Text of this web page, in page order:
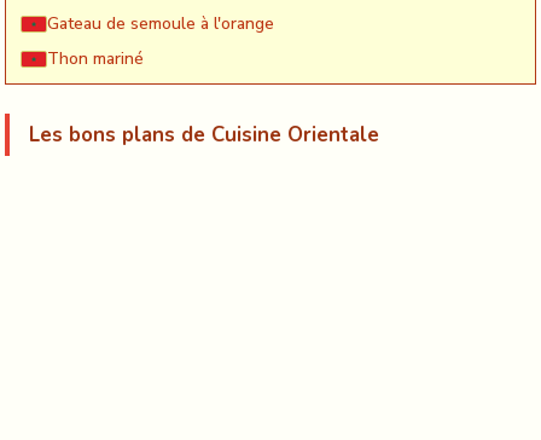
Gateau de semoule à l'orange
Thon mariné
Les bons plans de Cuisine Orientale